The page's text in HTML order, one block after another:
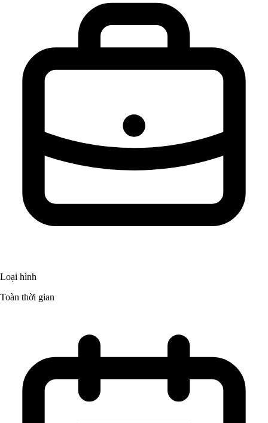
Loại hình
Toàn thời gian